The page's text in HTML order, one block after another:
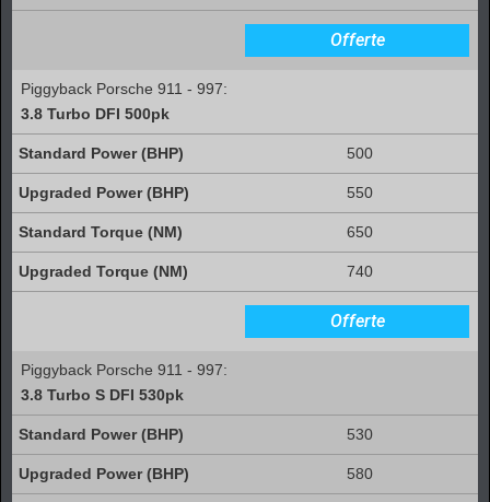
Offerte
Piggyback Porsche 911 - 997:
3.8 Turbo DFI 500pk
500
550
650
740
Offerte
Piggyback Porsche 911 - 997:
3.8 Turbo S DFI 530pk
530
580